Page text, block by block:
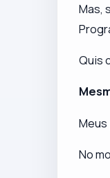
Mas,
Quis
Meus
No